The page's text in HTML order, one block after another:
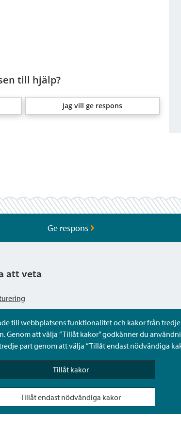
till hjälp?
Jag vill ge respons
till webbplatsens funktionalitet och kakor från
att välja ”Tillåt kakor” godkänner du
part genom att välja ”Tillåt endast nödvändiga
Tillåt kakor
Tillåt endast nödvändiga kakor
Ge respons
att veta
ärenden för någon annan i Sibbos Mina tjänster